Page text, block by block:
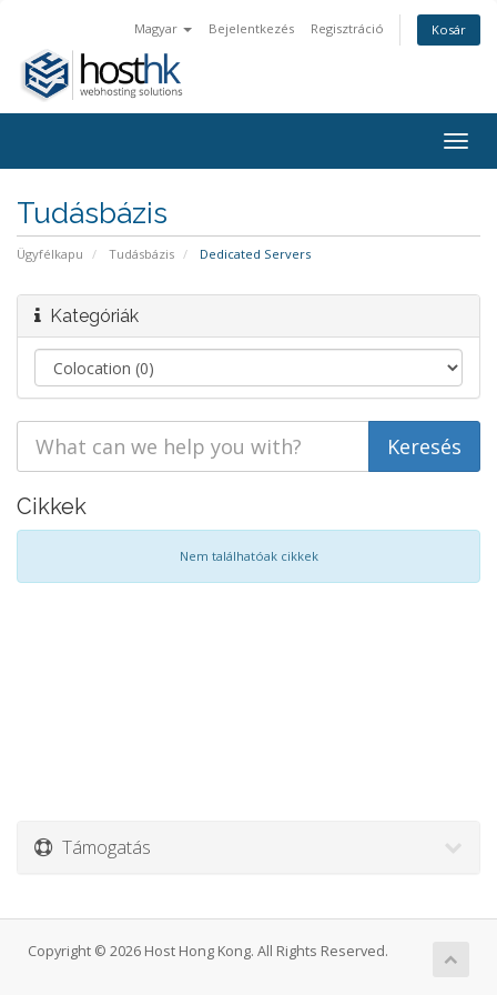
Magyar Bejelentkezés Regisztráció Kosár
Tudásbázis
Ügyfélkapu Tudásbázis Dedicated Servers
Kategóriák
Cikkek
Nem találhatóak cikkek
Támogatás
Copyright © 2026 Host Hong Kong. All Rights Reserved.